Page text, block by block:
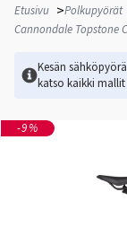
Etusivu >Polkupyörät
Cannondale Topstone
Kesän
katso kaikki mallit
-9%